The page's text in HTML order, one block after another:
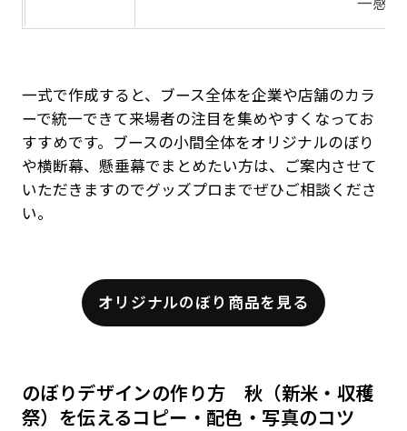
一式で作成すると、ブース全体を企業や店舗のカラ
ーで統一できて来場者の注目を集めやすくなってお
すすめです。ブースの小間全体をオリジナルのぼり
や横断幕、懸垂幕でまとめたい方は、ご案内させて
いただきますのでグッズプロまでぜひご相談くださ
い。
オリジナルのぼり商品を見る
のぼりデザインの作り方 秋（新米・収穫
祭）を伝えるコピー・配色・写真のコツ